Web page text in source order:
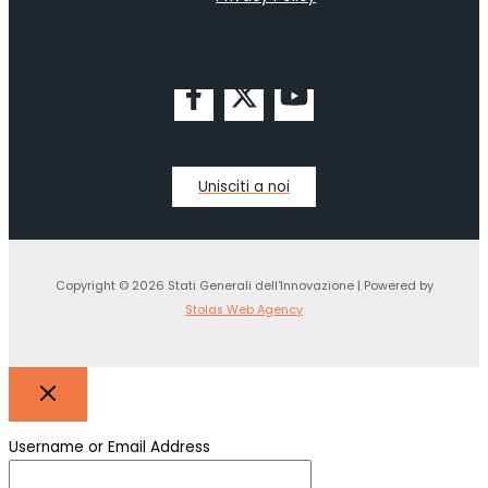
Unisciti a noi
Copyright © 2026 Stati Generali dell'Innovazione | Powered by
Stolas Web Agency
Username or Email Address